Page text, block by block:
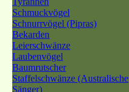
Schmuckvögel
Schnurrvögel (Pipras)
Bekarden
Leierschwänze
Laubenvögel
Baumrutscher
Staffelschwänze (Australische
Sänger)